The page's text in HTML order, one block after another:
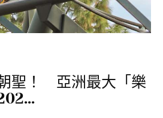
聖！ 亞洲最大「樂